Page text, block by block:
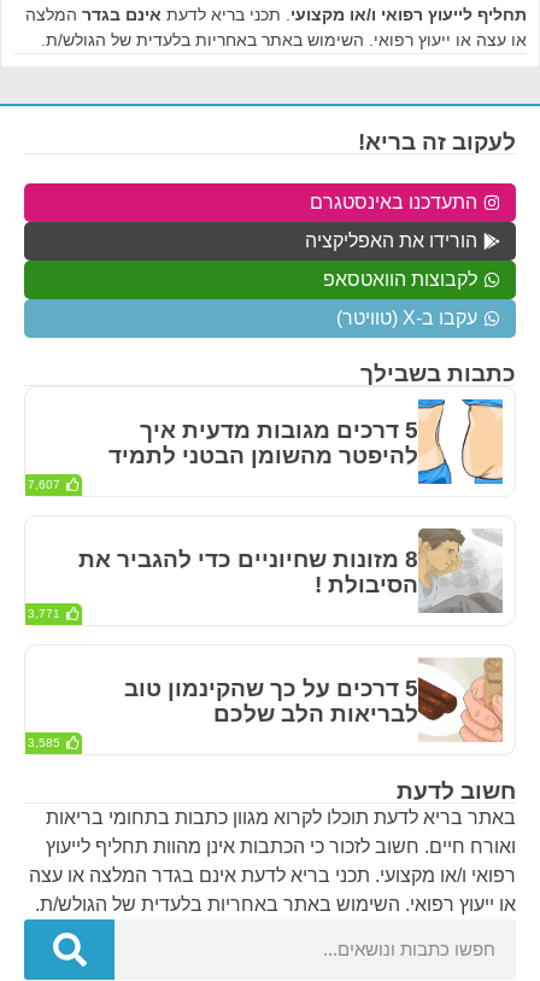
תחליף לייעוץ רפואי ו/או מקצועי . תכני בריא לדעת אינם בגדר המלצה
או עצה או ייעוץ רפואי. השימוש באתר באחריות בלעדית של הגולש/ת.
חשוב לדעת
באתר בריא לדעת תוכלו לקרוא מגוון כתבות בתחומי בריאות
ואורח חיים. חשוב לזכור כי הכתבות אינן מהוות תחליף לייעוץ
רפואי ו/או מקצועי. תכני בריא לדעת אינם בגדר המלצה או עצה
או ייעוץ רפואי. השימוש באתר באחריות בלעדית של הגולש/ת.
כתבות בשבילך
5 דרכים מגובות מדעית איך
להיפטר מהשומן הבטני לתמיד
7,607
8 מזונות שחיוניים כדי להגביר את
הסיבולת !
3,771
5 דרכים על כך שהקינמון טוב
לבריאות הלב שלכם
3,585
לעקוב זה בריא!
התעדכנו באינסטגרם
הורידו את האפליקציה
לקבוצות הוואטסאפ
עקבו ב-X (טוויטר)